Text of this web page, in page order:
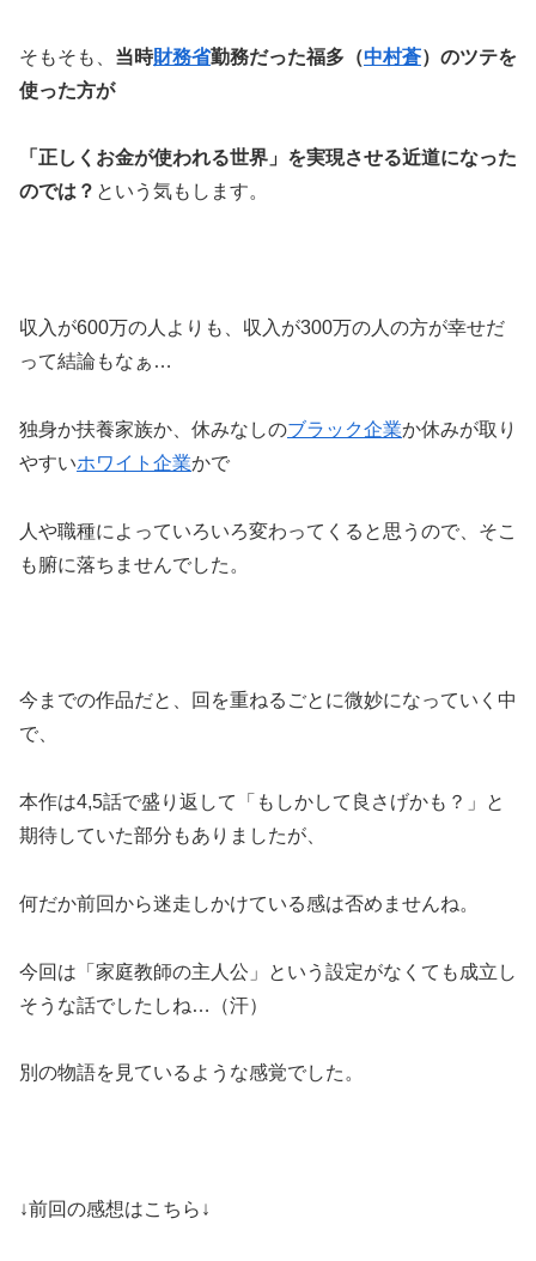
そもそも、 当時財務省勤務だった福多（中村蒼）のツテを
使った方が
「正しくお金が使われる世界」を実現させる近道になった
のでは？ という気もします。
収入が600万の人よりも、収入が300万の人の方が幸せだ
って結論もなぁ…
独身か扶養家族か、休みなしのブラック企業か休みが取り
やすいホワイト企業かで
人や職種によっていろいろ変わってくると思うので、そこ
も腑に落ちませんでした。
今までの作品だと、回を重ねるごとに微妙になっていく中
で、
本作は4,5話で盛り返して「もしかして良さげかも？」と
期待していた部分もありましたが、
何だか前回から迷走しかけている感は否めませんね。
今回は「家庭教師の主人公」という設定がなくても成立し
そうな話でしたしね…（汗）
別の物語を見ているような感覚でした。
↓前回の感想はこちら↓